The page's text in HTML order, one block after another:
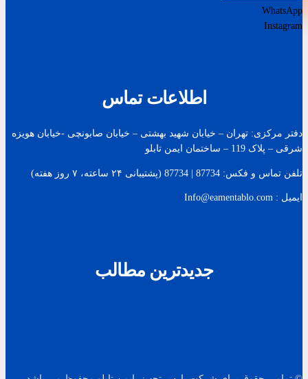
WhatsApp
Instagram
اطلاعات تماس
دفتر مرکزی: تهران – خیابان شهید بهشتی – خیابان صابونچی -خیابان هويزه
شرقی – پلاک 119 – ساختمان ایمن تابلو
تلفن تماس و فکس: 87734 | 87734 (پشتیبانی ۲۴ ساعته، ۷ روز هفته)
ایمیل : Info@eamentablo.com
جدیدترین مطالب